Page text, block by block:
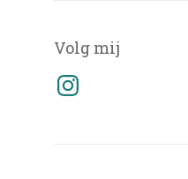
Volg mij
Instagram